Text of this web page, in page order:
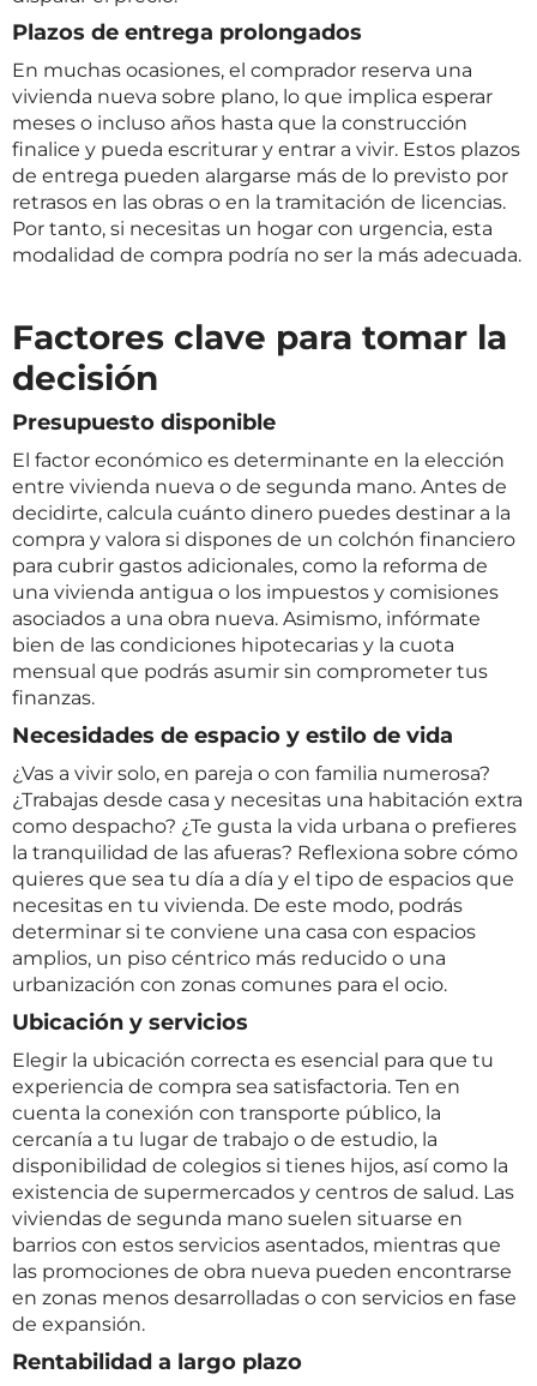
Plazos de entrega prolongados
En muchas ocasiones, el comprador reserva una
vivienda nueva sobre plano, lo que implica esperar
meses o incluso años hasta que la construcción
finalice y pueda escriturar y entrar a vivir. Estos plazos
de entrega pueden alargarse más de lo previsto por
retrasos en las obras o en la tramitación de licencias.
Por tanto, si necesitas un hogar con urgencia, esta
modalidad de compra podría no ser la más adecuada.
Factores clave para tomar la
decisión
Presupuesto disponible
El factor económico es determinante en la elección
entre vivienda nueva o de segunda mano. Antes de
decidirte, calcula cuánto dinero puedes destinar a la
compra y valora si dispones de un colchón financiero
para cubrir gastos adicionales, como la reforma de
una vivienda antigua o los impuestos y comisiones
asociados a una obra nueva. Asimismo, infórmate
bien de las condiciones hipotecarias y la cuota
mensual que podrás asumir sin comprometer tus
finanzas.
Necesidades de espacio y estilo de vida
¿Vas a vivir solo, en pareja o con familia numerosa?
¿Trabajas desde casa y necesitas una habitación extra
como despacho? ¿Te gusta la vida urbana o prefieres
la tranquilidad de las afueras? Reflexiona sobre cómo
quieres que sea tu día a día y el tipo de espacios que
necesitas en tu vivienda. De este modo, podrás
determinar si te conviene una casa con espacios
amplios, un piso céntrico más reducido o una
urbanización con zonas comunes para el ocio.
Ubicación y servicios
Elegir la ubicación correcta es esencial para que tu
experiencia de compra sea satisfactoria. Ten en
cuenta la conexión con transporte público, la
cercanía a tu lugar de trabajo o de estudio, la
disponibilidad de colegios si tienes hijos, así como la
existencia de supermercados y centros de salud. Las
viviendas de segunda mano suelen situarse en
barrios con estos servicios asentados, mientras que
las promociones de obra nueva pueden encontrarse
en zonas menos desarrolladas o con servicios en fase
de expansión.
Rentabilidad a largo plazo